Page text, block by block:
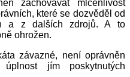
zachovávat mlčenlivost
které se dozvěděl od
a z dalších zdrojů. A to
ohrožen.
závazné, není oprávněn
jím poskytnutých